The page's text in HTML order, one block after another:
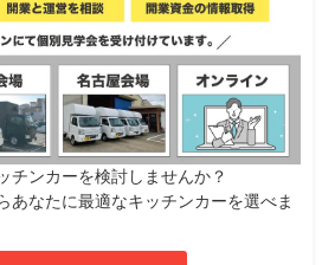
チンカーを検討しませんか？
あなたに最適なキッチンカーを選べま